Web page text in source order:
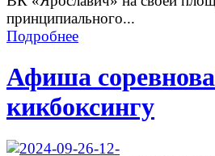
принципиального...
Подробнее
Афиша
кикбоксингу